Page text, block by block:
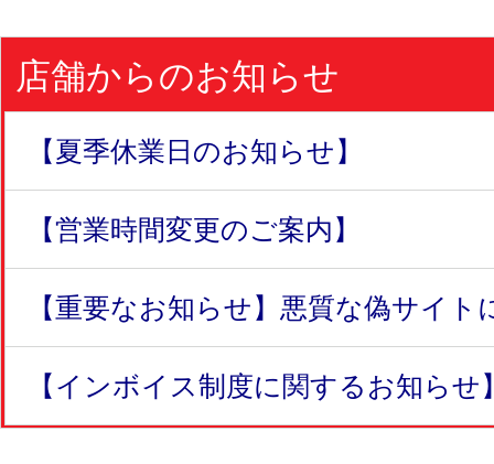
店舗からのお知らせ
【夏季休業日のお知らせ】
【営業時間変更のご案内】
【重要なお知らせ】悪質な偽サイト
【インボイス制度に関するお知らせ